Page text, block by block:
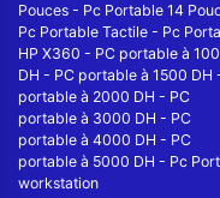
Pouces - Pc Portable 14
Pc Portable Tactile - Pc
HP X360 - PC portable à
DH - PC portable à 1500 DH
portable à 2000 DH - PC
portable à 3000 DH - PC
portable à 4000 DH - PC
portable à 5000 DH - Pc
workstation